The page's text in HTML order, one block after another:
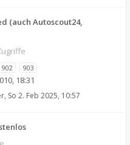
(auch Autoscout24,
902 903
18:31
, So 2. Feb 2025, 10:57